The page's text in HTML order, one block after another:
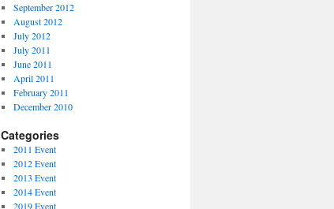
September 2012
August 2012
July 2012
July 2011
June 2011
April 2011
February 2011
December 2010
Categories
2011 Event
2012 Event
2013 Event
2014 Event
2019 Event